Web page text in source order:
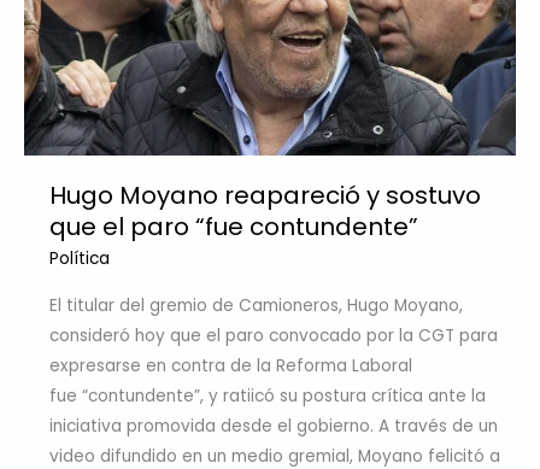
Hugo Moyano reapareció y sostuvo
que el paro “fue contundente”
Política
El titular del gremio de Camioneros, Hugo Moyano,
consideró hoy que el paro convocado por la CGT para
expresarse en contra de la Reforma Laboral
fue “contundente”, y ratiicó su postura crítica ante la
iniciativa promovida desde el gobierno. A través de un
video difundido en un medio gremial, Moyano felicitó a